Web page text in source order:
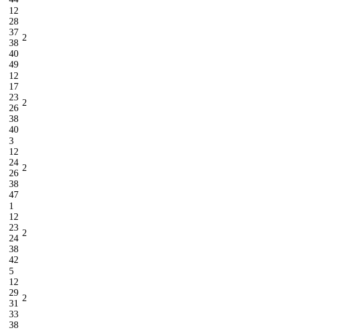
12
28
37
38
40
49
2
12
17
23
26
38
40
2
3
12
24
26
38
47
2
1
12
23
24
38
42
2
5
12
29
31
33
38
2